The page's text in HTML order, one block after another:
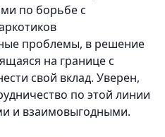
по борьбе с
проблемы, в решение
на границе с
свой вклад. Уверен,
по этой линии
и взаимовыгодными.